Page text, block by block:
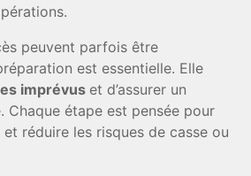
peuvent parfois être
est essentielle. Elle
imprévus et d’assurer un
Chaque étape est pensée pour
réduire les risques de casse ou